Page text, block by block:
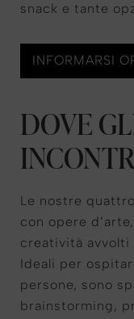
snack e tante
INFORMARSI
DOVE
Le nostre
con opere
creatività avvolti
Ideali per
persone, sono
brainstorming,